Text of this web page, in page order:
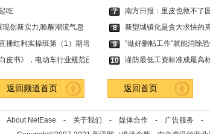
吃
创新实力,唤醒潮流气息
播红利实操班第（1）期培
皮书》，电动车行业规范已
7
南方日报：里皮也救不了
8
新型城镇化是贪大求快的
9
“做好删帖工作”就能消除恐
10
谨防最低工资标准成最高
返回频道首页 返回首页
About NetEase - 关于我们 - 媒体合作 - 广告服务 -